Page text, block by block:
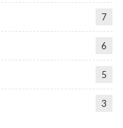
7
6
5
3